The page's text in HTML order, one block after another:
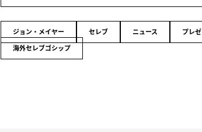
ジョン・メイヤー セレブ ニュース プレ
海外セレブゴシップ